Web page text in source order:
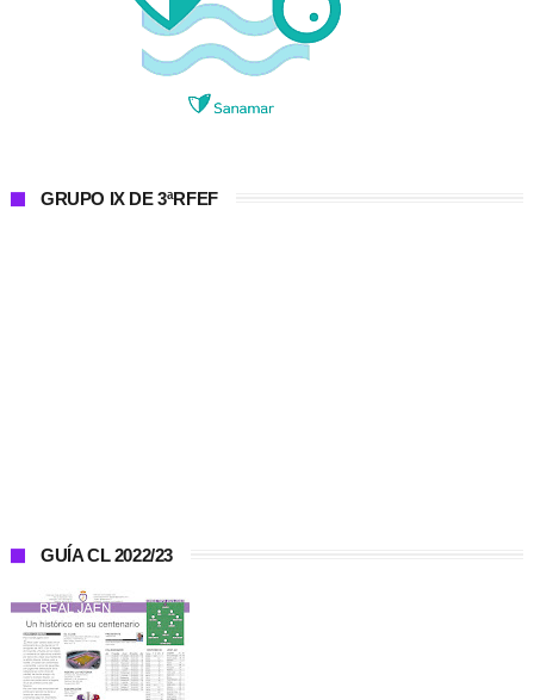
GRUPO IX DE 3ªRFEF
GUÍA CL 2022/23